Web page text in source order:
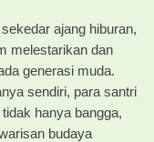
ajang hiburan,
melestarikan dan
generasi muda.
sendiri, para santri
hanya bangga,
budaya